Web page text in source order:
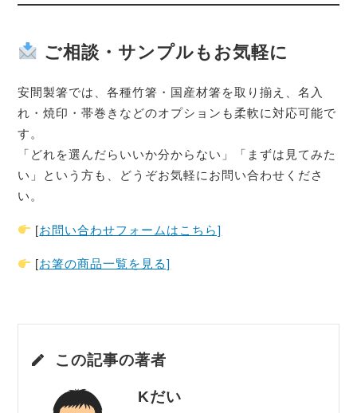
ご相談・サンプルもお気軽に
安間製箸では、各種竹箸・国産材箸を取り揃え、名入
れ・焼印・帯巻きなどのオプションも柔軟に対応可能で
す。
「どれを選んだらいいか分からない」「まずは見てみた
い」という方も、どうぞお気軽にお問い合わせくださ
い。
[お問い合わせフォームはこちら]
[お箸の商品一覧を見る]
この記事の著者
Kだい